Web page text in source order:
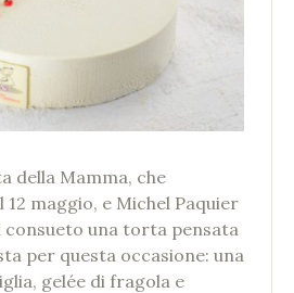
della Mamma, che
12 maggio, e Michel Paquier
una torta pensata
per questa occasione: una
gelée di fragola e